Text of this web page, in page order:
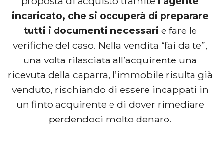
incaricato, che si occuperà di preparare
tutti i documenti necessari e fare le
verifiche del caso. Nella vendita “fai da te”,
una volta rilasciata all’acquirente una
ricevuta della caparra, l’immobile risulta già
venduto, rischiando di essere incappati in
un finto acquirente e di dover rimediare
perdendoci molto denaro.